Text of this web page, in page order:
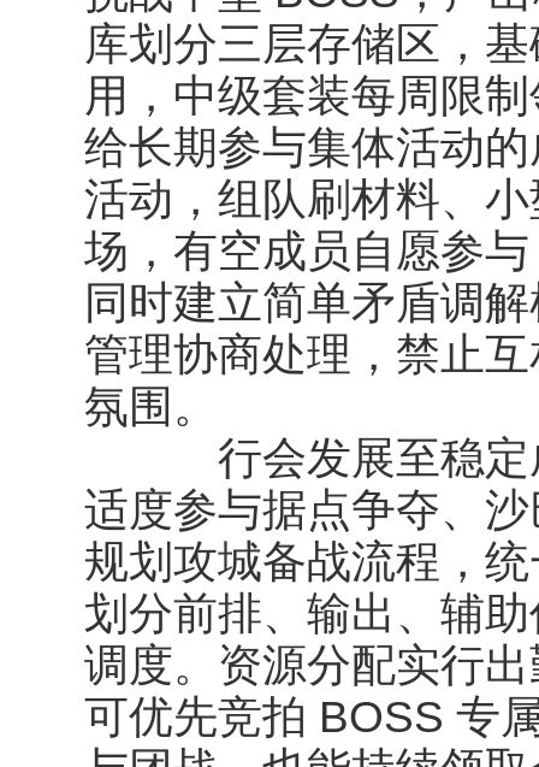
库划分三层存储区，
用，中级套装每周限
给长期参与集体活动
活动，组队刷材料、
场，有空成员自愿参
同时建立简单矛盾调
管理协商处理，禁止
氛围。
行会发展至稳定成
适度参与据点争夺、
规划攻城备战流程，
划分前排、输出、辅
调度。资源分配实行
可优先竞拍 BOSS 专